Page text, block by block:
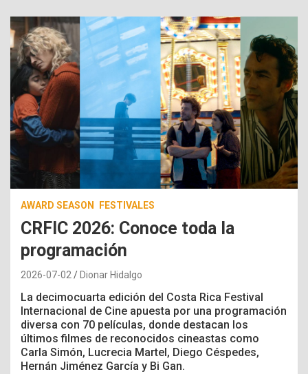
AWARD SEASON FESTIVALES
CRFIC 2026: Conoce toda la
programación
2026-07-02 Dionar Hidalgo
La decimocuarta edición del Costa Rica Festival
Internacional de Cine apuesta por una programación
diversa con 70 películas, donde destacan los
últimos filmes de reconocidos cineastas como
Carla Simón, Lucrecia Martel, Diego Céspedes,
Hernán Jiménez García y Bi Gan.